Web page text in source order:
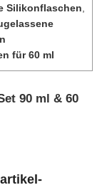
Silikonflaschen
für 60 ml
90 ml & 60